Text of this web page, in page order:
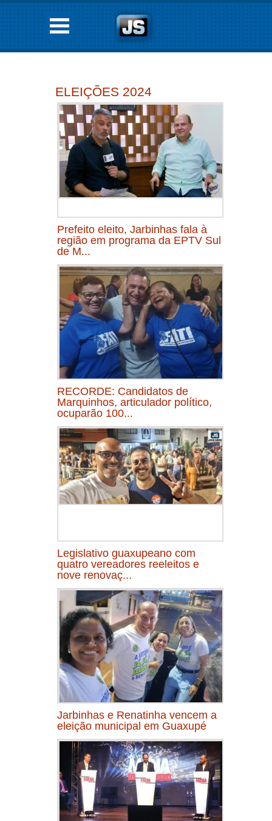
ELEIÇÕES 2024
Prefeito eleito, Jarbinhas fala à
região em programa da EPTV Sul
de M...
RECORDE: Candidatos de
Marquinhos, articulador político,
ocuparão 100...
Legislativo guaxupeano com
quatro vereadores reeleitos e
nove renovaç...
Jarbinhas e Renatinha vencem a
eleição municipal em Guaxupé